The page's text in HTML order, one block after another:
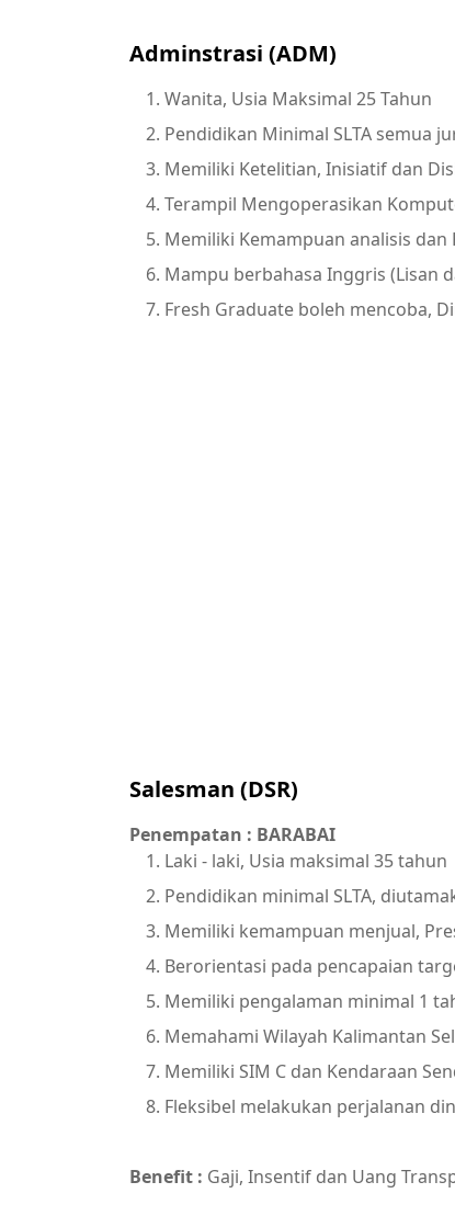
Adminstrasi (ADM)
Wanita, Usia Maksimal 25 Tahun
Pendidikan Minimal SLTA semua
Memiliki Ketelitian, Inisiatif dan
Terampil Mengoperasikan
Memiliki Kemampuan analisis dan
Mampu berbahasa Inggris (Lisan
Fresh Graduate boleh mencoba,
Salesman (DSR)
Penempatan : BARABAI
Laki - laki, Usia maksimal 35 tahun
Pendidikan minimal SLTA,
Memiliki kemampuan menjual,
Berorientasi pada pencapaian
Memiliki pengalaman minimal 1
Memahami Wilayah Kalimantan
Memiliki SIM C dan Kendaraan
Fleksibel melakukan perjalanan
Benefit : Gaji, Insentif dan Uang